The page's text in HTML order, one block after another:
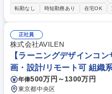
クト戦略の策定から現場での提案支援ま
PdMと連携したプロダクト戦略策
案資料作成・商談同席・成約率向
の機能改善提案 ■導入支援プロセス
直に対話し事業の意思決定に関与可
つつ、将来の事業責任者へと繋がる非
種 ■週4リモート【PMM（事業推進
案～実行まで
転勤なし
時短勤務あり 在宅OK
正社員
株式会社AVILEN
【ラーニングデザインコ
画・設計/リモート可 組織
年俸500万円～1300万円
東京都中央区